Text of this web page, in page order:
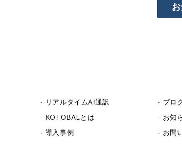
リアルタイムAI通訳
KOTOBALとは
導入事例
ブロ
お知
お問